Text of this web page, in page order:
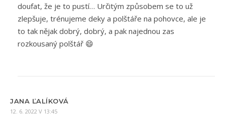
doufat, že je to pustí… Určitým způsobem se to už
zlepšuje, trénujeme deky a polštáře na pohovce, ale je
to tak nějak dobrý, dobrý, a pak najednou zas
rozkousaný polštář 😄
JANA ĽALÍKOVÁ
12. 6. 2022 V 13:45